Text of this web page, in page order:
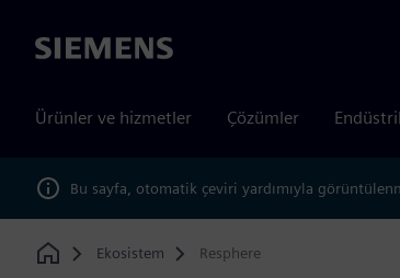
Siemens
Ürünler ve hizmetler Çözümler
Bu sayfa, otomatik çeviri yardımıyla
Home
Ekosistem Resphere